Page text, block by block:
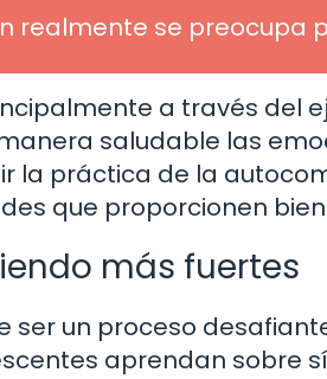
realmente se preocupa
a través del
saludable las
la práctica de la
que proporcionen
más fuertes
ser un proceso
aprendan sobre